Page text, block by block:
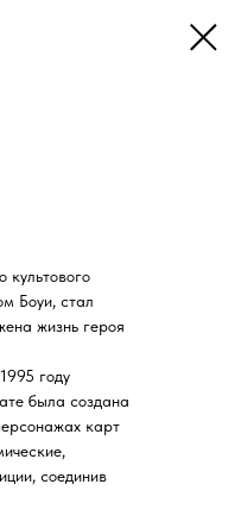
культового
Боуи, стал
жизнь героя
году
была создана
карт
соединив